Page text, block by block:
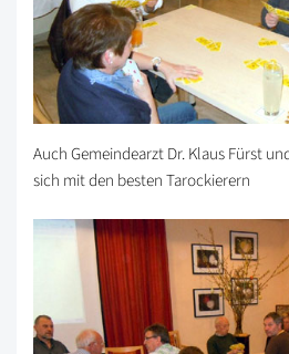
Auch Gemeindearzt Dr. Klaus Fürst
sich mit den besten Tarockierern